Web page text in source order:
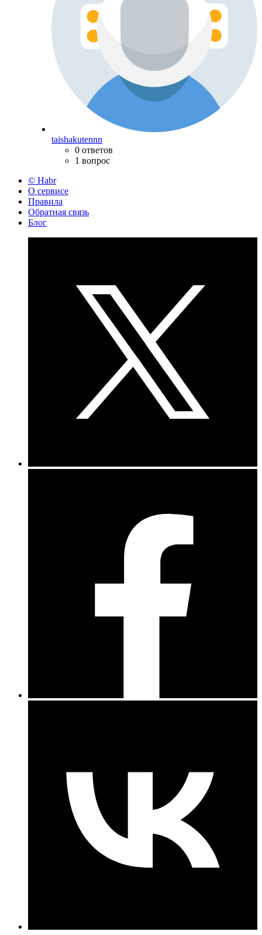
taishakutennn
0 ответов
1 вопрос
© Habr
О сервисе
Правила
Обратная связь
Блог